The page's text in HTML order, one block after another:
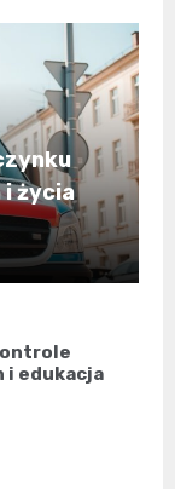
i życia
i edukacja